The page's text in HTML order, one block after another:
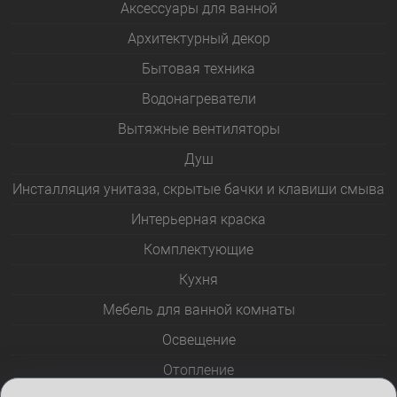
Аксессуары для ванной
Архитектурный декор
Бытовая техника
Водонагреватели
Вытяжные вентиляторы
Душ
Инсталляция унитаза, скрытые бачки и клавиши смыва
Интерьерная краска
Комплектующие
Кухня
Мебель для ванной комнаты
Освещение
Отопление